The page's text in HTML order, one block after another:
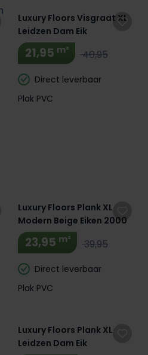
Luxury Floors Visgraat XL
Leidzen Dam Eik
21,95 m² 40,95
Direct leverbaar
Plak PVC
Luxury Floors Plank XL
Modern Beige Eiken 2000
23,95 m² 39,95
Direct leverbaar
Plak PVC
Luxury Floors Plank XL
Leidzen Dam Eik